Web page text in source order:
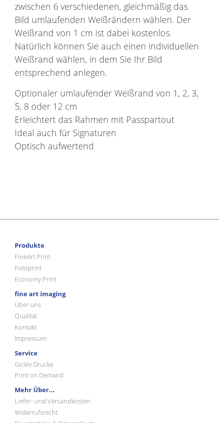
zwischen 6 verschiedenen, gleichmäßig das
Bild umlaufenden Weißrändern wählen. Der
Weißrand von 1 cm ist dabei kostenlos.
Natürlich können Sie auch einen individuellen
Weißrand wählen, in dem Sie Ihr Bild
entsprechend anlegen.
Optionaler umlaufender Weißrand von 1, 2, 3,
5, 8 oder 12 cm
Erleichtert das Rahmen mit Passpartout
Ideal auch für Signaturen
Optisch aufwertend
Produkte
FineArt Print
Fotoprint
Economy Print
fine art imaging
Über uns
Qualität
Kontakt
Impressum
Service
Giclée Drucke
Print on Demand
Mehr Über...
Liefer- und Versandkosten
Widerrufsrecht